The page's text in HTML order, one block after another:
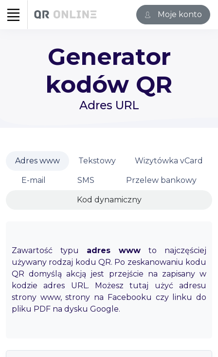
Moje konto
Generator
kodów QR
Adres URL
Adres www Tekstowy Wizytówka vCard
E-mail SMS Przelew bankowy
Kod dynamiczny
Zawartość typu adres www to najczęściej
używany rodzaj kodu QR. Po zeskanowaniu kodu
QR domyślą akcją jest przejście na zapisany w
kodzie adres URL. Możesz tutaj użyć adresu
strony www, strony na Facebooku czy linku do
pliku PDF na dysku Google.